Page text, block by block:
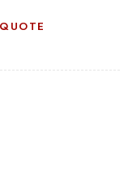
QUOTE